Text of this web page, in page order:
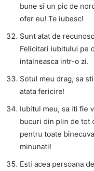
bune si un pic de
ofer eu! Te iubesc!
Sunt atat de
Felicitari iubitului pe
intalneasca intr-o zi.
Sotul meu drag, sa
atata fericire!
Iubitul meu, sa iti fie
bucuri din plin de tot
pentru toate
minunati!
Esti acea persoana